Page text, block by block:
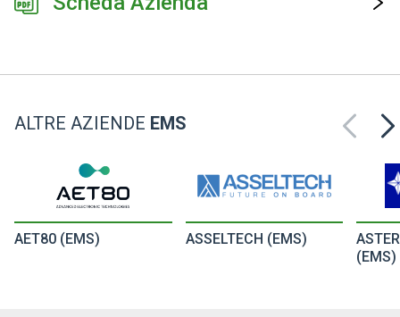
ALTRE AZIENDE EMS
AET80 (EMS) ASSELTECH (EMS)
(EMS)